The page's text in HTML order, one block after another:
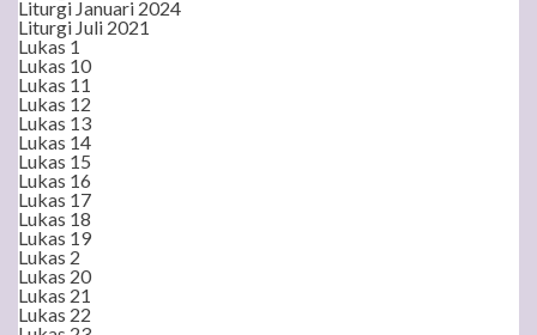
Liturgi Januari 2024
Liturgi Juli 2021
Lukas 1
Lukas 10
Lukas 11
Lukas 12
Lukas 13
Lukas 14
Lukas 15
Lukas 16
Lukas 17
Lukas 18
Lukas 19
Lukas 2
Lukas 20
Lukas 21
Lukas 22